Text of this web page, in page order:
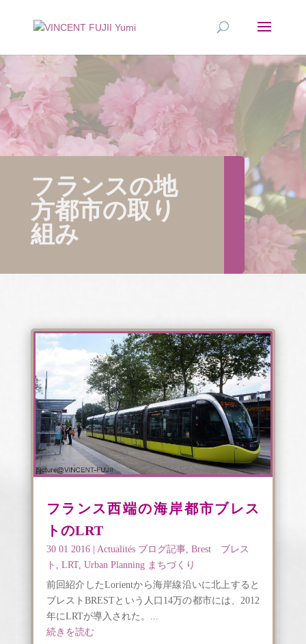
フランスの地
方都市の取り
組み
フランス西端の海岸都市ブレス
トのLRT
30 01 2016| Actualités ブログ記事, Brest ブレス
ト
LRT, Urban Planning まちづくり
前回紹介したLorientから海岸線沿いに北上すると
ブレストBRESTという人口14万の都市には、2012
年にLRTが導入された。...
続きを読む